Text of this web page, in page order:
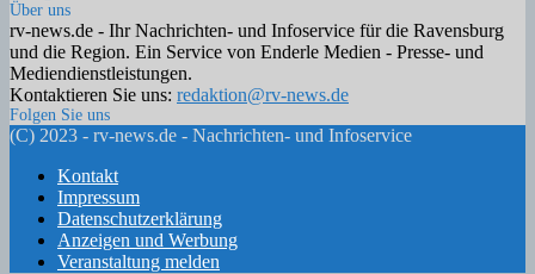
Über uns
rv-news.de - Ihr Nachrichten- und Infoservice für die Ravensburg
und die Region. Ein Service von Enderle Medien - Presse- und
Mediendienstleistungen.
Kontaktieren Sie uns: redaktion@rv-news.de
Folgen Sie uns
Facebook
Twitter
Instagram
Email
Rss
(C) 2023 - rv-news.de - Nachrichten- und Infoservice
Kontakt
Impressum
Datenschutzerklärung
Anzeigen und Werbung
Veranstaltung melden